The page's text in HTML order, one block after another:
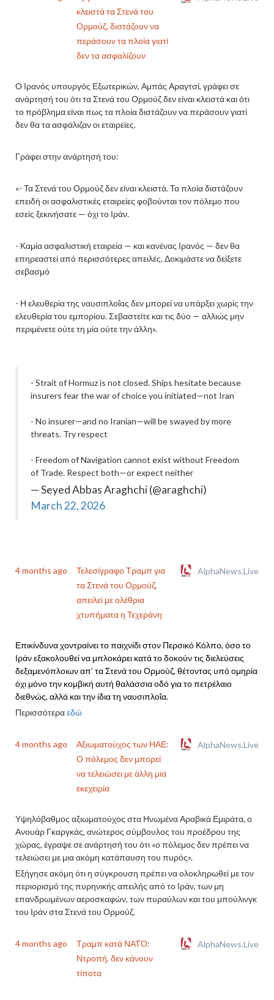
κλειστά τα Στενά του
Ορμούζ, διστάζουν να
περάσουν τα πλοία γιατί
δεν τα ασφαλίζουν
Ο Ιρανός υπουργός Εξωτερικών, Αμπάς Αραγτσί, γράφει σε
ανάρτησή του ότι τα Στενά του Ορμούζ δεν είναι κλειστά και ότι
το πρόβλημα είναι πως τα πλοία διστάζουν να περάσουν γιατί
δεν θα τα ασφάλιζαν οι εταιρείες.
Γράφει στην ανάρτησή του:
«- Τα Στενά του Ορμούζ δεν είναι κλειστά. Τα πλοία διστάζουν
επειδή οι ασφαλιστικές εταιρείες φοβούνται τον πόλεμο που
εσείς ξεκινήσατε — όχι το Ιράν.
- Καμία ασφαλιστική εταιρεία — και κανένας Ιρανός — δεν θα
επηρεαστεί από περισσότερες απειλές. Δοκιμάστε να δείξετε
σεβασμό
- Η ελευθερία της ναυσιπλοΐας δεν μπορεί να υπάρξει χωρίς την
ελευθερία του εμπορίου. Σεβαστείτε και τις δύο — αλλιώς μην
περιμένετε ούτε τη μία ούτε την άλλη».
- Strait of Hormuz is not closed. Ships hesitate because
insurers fear the war of choice you initiated—not Iran
- No insurer—and no Iranian—will be swayed by more
threats. Try respect
- Freedom of Navigation cannot exist without Freedom
of Trade. Respect both—or expect neither
— Seyed Abbas Araghchi (@araghchi)
March 22, 2026
4 months ago
Τελεσίγραφο Τραμπ για
τα Στενά του Ορμούζ,
απειλεί με ολέθρια
χτυπήματα η Τεχεράνη
AlphaNews.Live
Επικίνδυνα χοντραίνει το παιχνίδι στον Περσικό Κόλπο, όσο το
Ιράν εξακολουθεί να μπλοκάρει κατά το δοκούν τις διελεύσεις
δεξαμενόπλοιων απ’ τα Στενά του Ορμούζ, θέτοντας υπό ομηρία
όχι μόνο την κομβική αυτή θαλάσσια οδό για το πετρέλαιο
διεθνώς, αλλά και την ίδια τη ναυσιπλοΐα.
Περισσότεραεδώ
4 months ago
Αξιωματούχος των ΗΑΕ:
Ο πόλεμος δεν μπορεί
να τελειώσει με άλλη μια
εκεχειρία
AlphaNews.Live
Υψηλόβαθμος αξιωματούχος στα Ηνωμένα Αραβικά Εμιράτα, ο
Ανουάρ Γκαργκάς, ανώτερος σύμβουλος του προέδρου της
χώρας, έγραψε σε ανάρτησή του ότι «ο πόλεμος δεν πρέπει να
τελειώσει με μια ακόμη κατάπαυση του πυρός».
Εξήγησε ακόμη ότι η σύγκρουση πρέπει να ολοκληρωθεί με τον
περιορισμό της πυρηνικής απειλής από το Ιράν, των μη
επανδρωμένων αεροσκαφών, των πυραύλων και του μπούλινγκ
του Ιράν στα Στενά του Ορμούζ.
4 months ago
Τραμπ κατά ΝΑΤΟ:
Ντροπή, δεν κάνουν
τίποτα
AlphaNews.Live